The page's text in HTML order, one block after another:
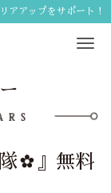
アアップをサポート！
✿』無料